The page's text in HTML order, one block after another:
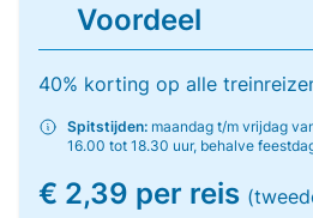
Voordeel
40% korting op alle
Spitstijden: maandag t/m vrijdag
16.00 tot 18.30 uur, behalve
€ 2,39 per reis